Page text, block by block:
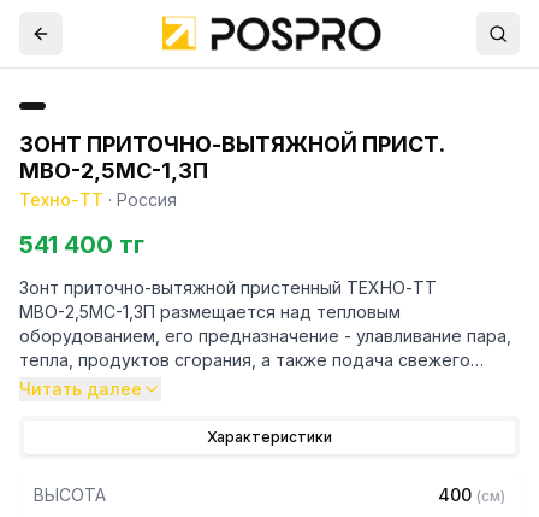
ЗОНТ ПРИТОЧНО-ВЫТЯЖНОЙ ПРИСТ.
МВО-2,5МС-1,3П
Техно-ТТ · Россия
541 400 тг
Зонт приточно-вытяжной пристенный ТЕХНО-ТТ
МВО-2,5МС-1,3П размещается над тепловым
оборудованием, его предназначение - улавливание пара,
тепла, продуктов сгорания, а также подача свежего
воздуха, что благоприятно сказывается на микроклимате
предметах мебели и кухонной утвари. Поэтому это
Читать далее
Характеристики
ВЫСОТА 400 (см)